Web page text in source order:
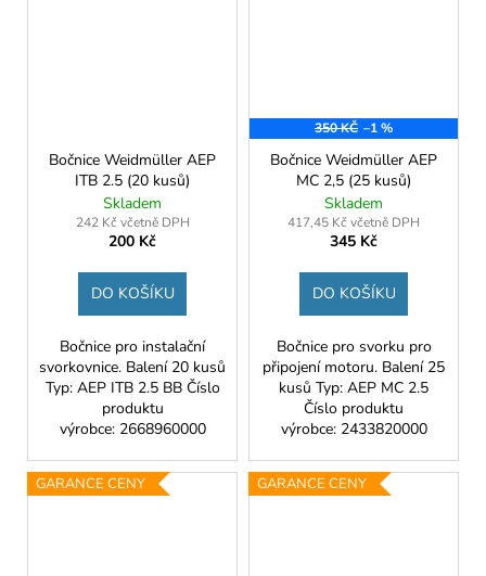
Bočnice Weidmüller AEP
ITB 2.5 (20 kusů)
Skladem
242 Kč včetně DPH
200 Kč
DO KOŠÍKU
Bočnice pro instalační
svorkovnice. Balení 20 kusů
Typ: AEP ITB 2.5 BB Číslo
produktu
výrobce: 2668960000
350 KČ –1 %
Bočnice Weidmüller AEP
MC 2,5 (25 kusů)
Skladem
417,45 Kč včetně DPH
345 Kč
DO KOŠÍKU
Bočnice pro svorku pro
připojení motoru. Balení 25
kusů Typ: AEP MC 2.5
Číslo produktu
výrobce: 2433820000
GARANCE CENY GARANCE CENY